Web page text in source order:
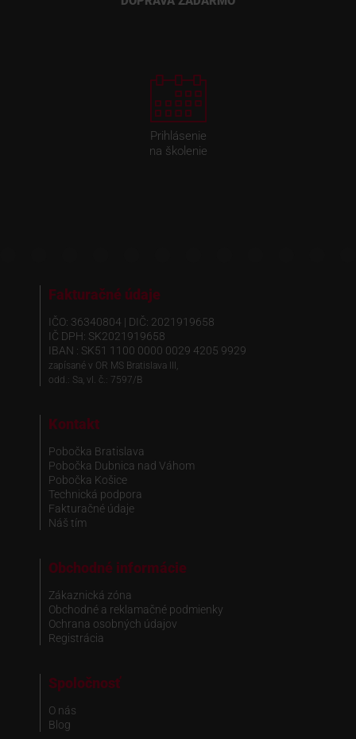
Prihlásenie
na školenie
Fakturačné údaje
IČO: 36340804 | DIČ: 2021919658
IČ DPH: SK2021919658
IBAN : SK51 1100 0000 0029 4205 9929
zapísané v OR MS Bratislava III,
odd.: Sa, vl. č.: 7597/B
Kontakt
Pobočka Bratislava
Pobočka Dubnica nad Váhom
Pobočka Košice
Technická podpora
Fakturačné údaje
Náš tím
Obchodné informácie
Zákaznická zóna
Obchodné a reklamačné podmienky
Ochrana osobných údajov
Registrácia
Spoločnosť
O nás
Blog